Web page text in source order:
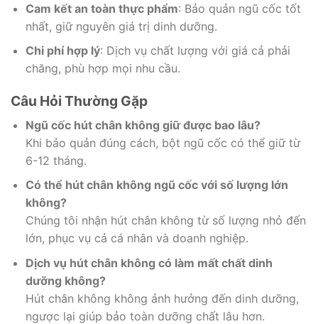
Cam kết an toàn thực phẩm: Bảo quản ngũ cốc tốt
nhất, giữ nguyên giá trị dinh dưỡng.
Chi phí hợp lý: Dịch vụ chất lượng với giá cả phải
chăng, phù hợp mọi nhu cầu.
Câu Hỏi Thường Gặp
Ngũ cốc hút chân không giữ được bao lâu?
Khi bảo quản đúng cách, bột ngũ cốc có thể giữ từ
6-12 tháng.
Có thể hút chân không ngũ cốc với số lượng lớn
không?
Chúng tôi nhận hút chân không từ số lượng nhỏ đến
lớn, phục vụ cả cá nhân và doanh nghiệp.
Dịch vụ hút chân không có làm mất chất dinh
dưỡng không?
Hút chân không không ảnh hưởng đến dinh dưỡng,
ngược lại giúp bảo toàn dưỡng chất lâu hơn.